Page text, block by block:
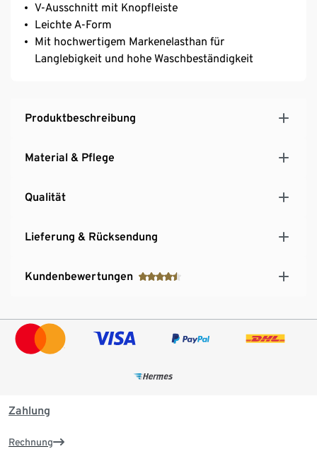
V-Ausschnitt mit Knopfleiste
Leichte A-Form
Mit hochwertigem Markenelasthan für
Langlebigkeit und hohe Waschbeständigkeit
Produktbeschreibung
Material & Pflege
Qualität
Lieferung & Rücksendung
Kundenbewertungen
Zahlung
Rechnung